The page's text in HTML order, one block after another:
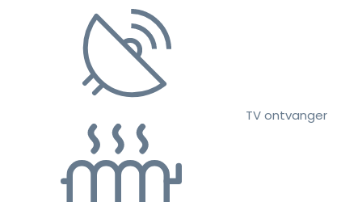
TV ontvanger